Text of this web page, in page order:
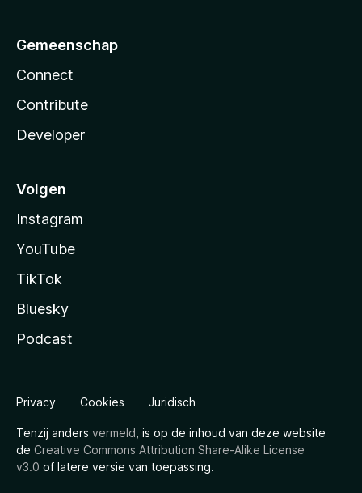
Gemeenschap
Connect
Contribute
Developer
Volgen
Instagram
YouTube
TikTok
Bluesky
Podcast
Privacy Cookies Juridisch
Tenzij anders vermeld , is op de inhoud van deze website
de Creative Commons Attribution Share-Alike License
v3.0 of latere versie van toepassing.